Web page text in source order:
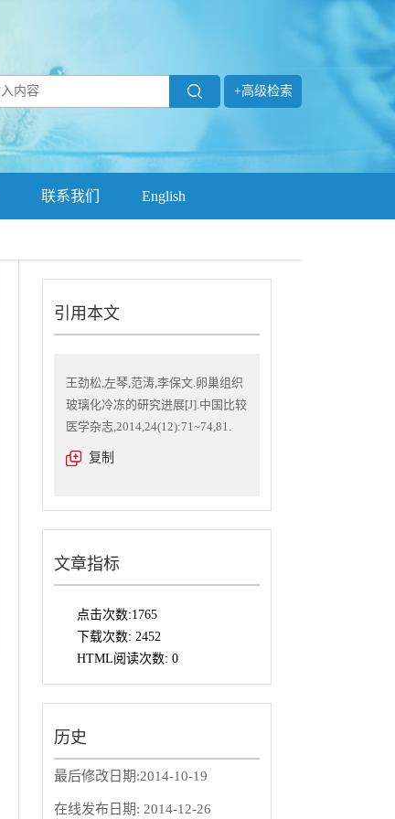
+高级检索
联系我们 English
引用本文
王劲松,左琴,范涛,李保文.卵巢组织
玻璃化冷冻的研究进展[J].中国比较
医学杂志,2014,24(12):71~74,81.
复制
文章指标
点击次数:1765
下载次数: 2452
HTML阅读次数: 0
历史
最后修改日期:2014-10-19
在线发布日期: 2014-12-26